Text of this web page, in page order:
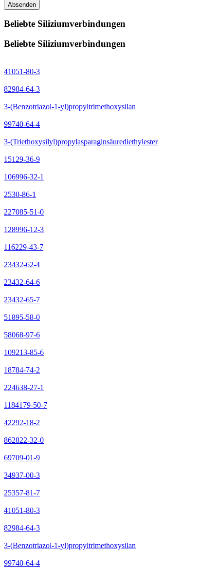
Absenden
Beliebte Siliziumverbindungen
Beliebte Siliziumverbindungen
41051-80-3
82984-64-3
3-(Benzotriazol-1-yl)propyltrimethoxysilan
99740-64-4
3-(Triethoxysilyl)propylasparaginsäurediethylester
15129-36-9
106996-32-1
2530-86-1
227085-51-0
128996-12-3
116229-43-7
23432-62-4
23432-64-6
23432-65-7
51895-58-0
58068-97-6
109213-85-6
18784-74-2
224638-27-1
1184179-50-7
42292-18-2
862822-32-0
69709-01-9
34937-00-3
25357-81-7
41051-80-3
82984-64-3
3-(Benzotriazol-1-yl)propyltrimethoxysilan
99740-64-4